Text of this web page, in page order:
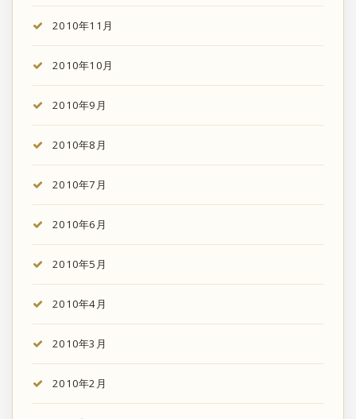
2010年11月
2010年10月
2010年9月
2010年8月
2010年7月
2010年6月
2010年5月
2010年4月
2010年3月
2010年2月